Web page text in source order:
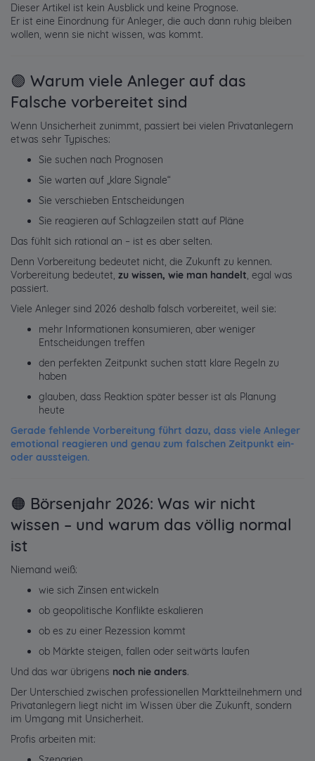
Dieser Artikel ist kein Ausblick und keine Prognose.
Er ist eine Einordnung für Anleger, die auch dann ruhig bleiben
wollen, wenn sie nicht wissen, was kommt.
🟣 Warum viele Anleger auf das
Falsche vorbereitet sind
Wenn Unsicherheit zunimmt, passiert bei vielen Privatanlegern
etwas sehr Typisches:
Sie suchen nach Prognosen
Sie warten auf „klare Signale“
Sie verschieben Entscheidungen
Sie reagieren auf Schlagzeilen statt auf Pläne
Das fühlt sich rational an – ist es aber selten.
Denn Vorbereitung bedeutet nicht, die Zukunft zu kennen.
Vorbereitung bedeutet, zu wissen, wie man handelt, egal was
passiert.
Viele Anleger sind 2026 deshalb falsch vorbereitet, weil sie:
mehr Informationen konsumieren, aber weniger
Entscheidungen treffen
den perfekten Zeitpunkt suchen statt klare Regeln zu
haben
glauben, dass Reaktion später besser ist als Planung
heute
Gerade fehlende Vorbereitung führt dazu, dass viele Anleger
emotional reagieren und genau zum falschen Zeitpunkt ein-
oder aussteigen.
🟠 Börsenjahr 2026: Was wir nicht
wissen – und warum das völlig normal
ist
Niemand weiß:
wie sich Zinsen entwickeln
ob geopolitische Konflikte eskalieren
ob es zu einer Rezession kommt
ob Märkte steigen, fallen oder seitwärts laufen
Und das war übrigens noch nie anders.
Der Unterschied zwischen professionellen Marktteilnehmern und
Privatanlegern liegt nicht im Wissen über die Zukunft, sondern
im Umgang mit Unsicherheit.
Profis arbeiten mit: